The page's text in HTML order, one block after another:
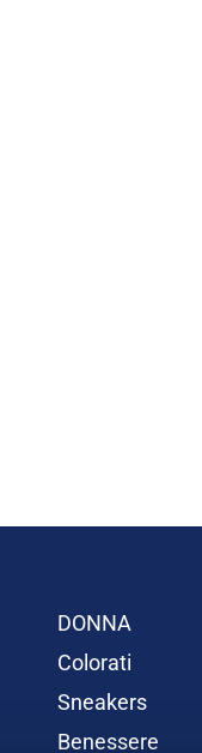
DONNA
Colorati
Sneakers
Benessere